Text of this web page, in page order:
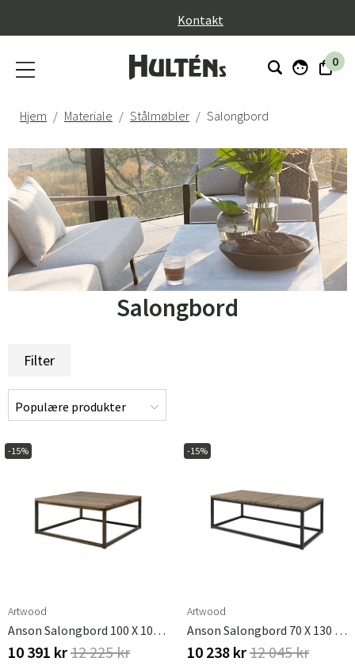
Kontakt
0
Hjem Materiale Stålmøbler Salongbord
Salongbord
Filter
-15%
Artwood
Anson Salongbord 100 X 100 Cm Artwood
10 391 kr12 225 kr
-15%
Artwood
Anson Salongbord 70 X 130 Cm Artwood
10 238 kr12 045 kr